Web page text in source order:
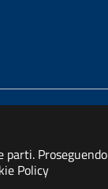
Policy